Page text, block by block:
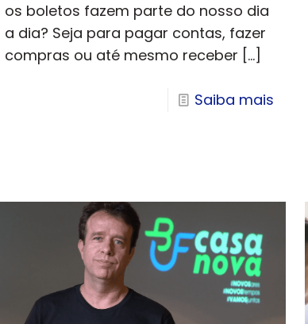
os boletos fazem parte do nosso dia
a dia? Seja para pagar contas, fazer
compras ou até mesmo receber […]
Saiba mais